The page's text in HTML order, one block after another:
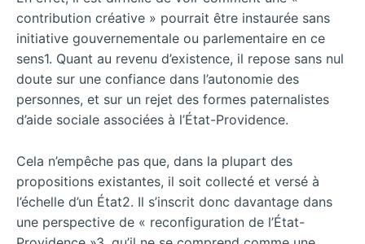
contribution créative » pourrait être instaurée sans
initiative gouvernementale ou parlementaire en ce
sens1. Quant au revenu d’existence, il repose sans nul
doute sur une confiance dans l’autonomie des
personnes, et sur un rejet des formes paternalistes
d’aide sociale associées à l’État-Providence.
Cela n’empêche pas que, dans la plupart des
propositions existantes, il soit collecté et versé à
l’échelle d’un État2. Il s’inscrit donc davantage dans
une perspective de « reconfiguration de l’État-